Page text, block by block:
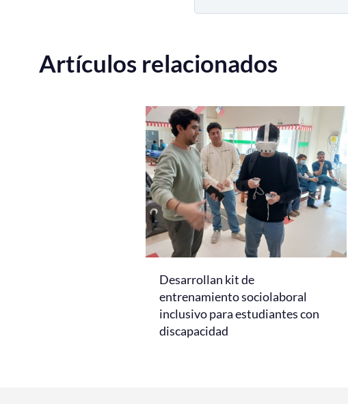
Artículos relacionados
Desarrollan kit de
entrenamiento sociolaboral
inclusivo para estudiantes con
discapacidad